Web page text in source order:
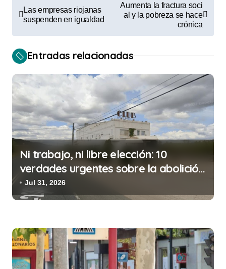
a
v
e
g
a
c
i
ó
n
e
e
t
r
Las empresas riojanas
suspenden en igualdad
Aumenta la fractura soci
al y la pobreza se hace
crónica
Entradas relacionadas
Ni trabajo, ni libre elección: 10
verdades urgentes sobre la abolición
de la prostitución
Jul 31, 2026